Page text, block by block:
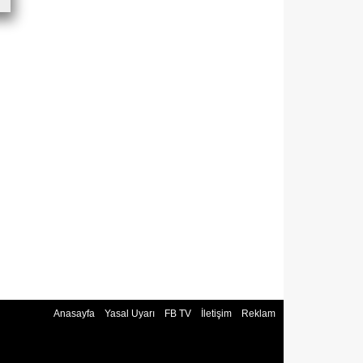
Anasayfa Yasal Uyarı FB TV İletişim Reklam